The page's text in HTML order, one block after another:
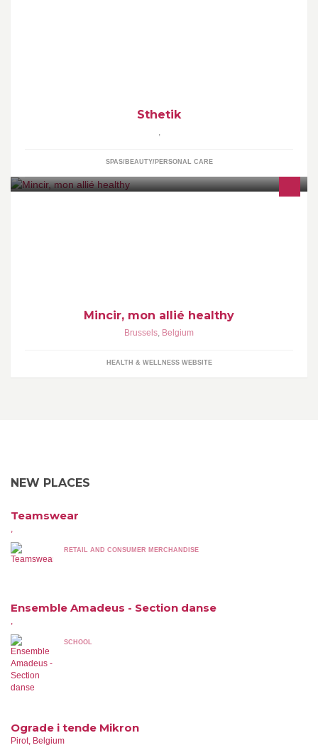
Sthetik
,
SPAS/BEAUTY/PERSONAL CARE
Mincir, mon allié healthy
Brussels, Belgium
HEALTH & WELLNESS WEBSITE
NEW PLACES
Teamswear
,
RETAIL AND CONSUMER MERCHANDISE
Ensemble Amadeus - Section danse
,
SCHOOL
Ograde i tende Mikron
Pirot, Belgium